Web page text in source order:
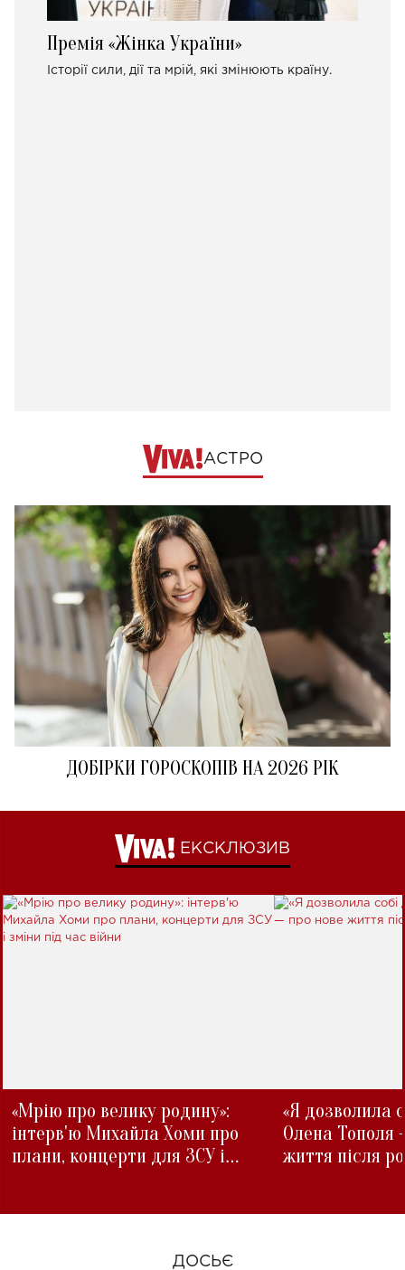
Премія «Жінка України»
Історії сили, дії та мрій, які змінюють країну.
АСТРО
ДОБІРКИ ГОРОСКОПІВ НА 2026 РІК
ЕКСКЛЮЗИВ
«Мрію про велику родину»:
інтерв'ю Михайла Хоми про
плани, концерти для ЗСУ і
«Я дозволила
Олена Тополя
життя після
ДОСЬЄ